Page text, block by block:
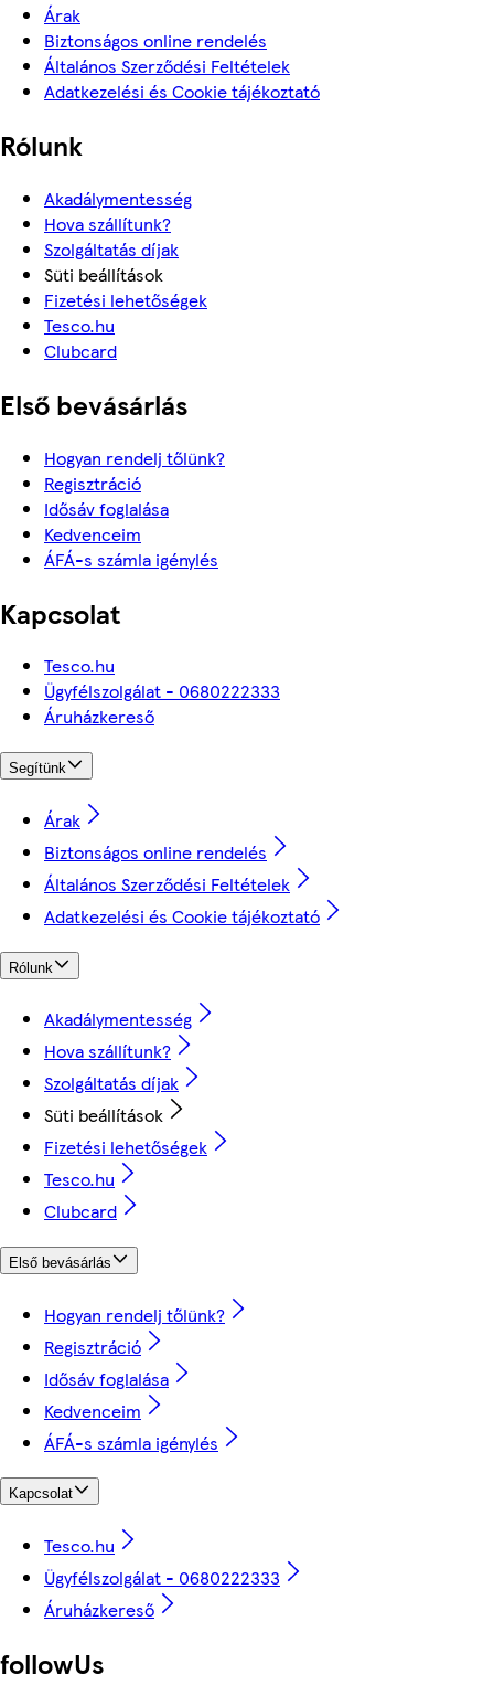
Árak
Biztonságos online rendelés
Általános Szerződési Feltételek
Adatkezelési és Cookie tájékoztató
Rólunk
Akadálymentesség
Hova szállítunk?
Szolgáltatás díjak
Süti beállítások
Fizetési lehetőségek
Tesco.hu
Clubcard
Első bevásárlás
Hogyan rendelj tőlünk?
Regisztráció
Idősáv foglalása
Kedvenceim
ÁFÁ-s számla igénylés
Kapcsolat
Tesco.hu
Ügyfélszolgálat - 0680222333
Áruházkereső
Segítünk
Árak
Biztonságos online rendelés
Általános Szerződési Feltételek
Adatkezelési és Cookie tájékoztató
Rólunk
Akadálymentesség
Hova szállítunk?
Szolgáltatás díjak
Süti beállítások
Fizetési lehetőségek
Tesco.hu
Clubcard
Első bevásárlás
Hogyan rendelj tőlünk?
Regisztráció
Idősáv foglalása
Kedvenceim
ÁFÁ-s számla igénylés
Kapcsolat
Tesco.hu
Ügyfélszolgálat - 0680222333
Áruházkereső
followUs